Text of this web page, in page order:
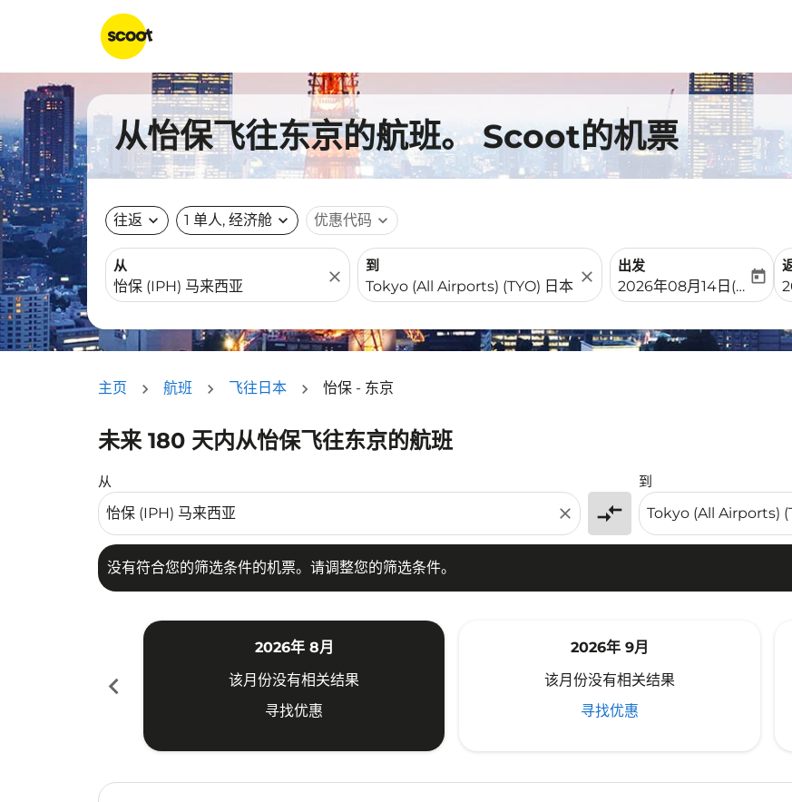
从怡保飞往东京的航班。 Scoot的机票
往返 expand_more 1 单人, 经济舱 expand_more 优惠代码 expand_more
从
close
到
close
出发
fc-booking-departure-
2026年08月14日(周五)
today
主页 航班 飞往日本 怡保 - 东京
未来 180 天内从怡保飞往东京的航班
从
close compare_arrows
到
没有符合您的筛选条件的机票。请调整您的筛选条件。
没有符合您的筛选条件的机票。请调整您的筛选条件。
chevron_left
2026年 8月
该月份没有相关结果
寻找优惠
2026年 9月
该月份没有相关结果
寻找优惠